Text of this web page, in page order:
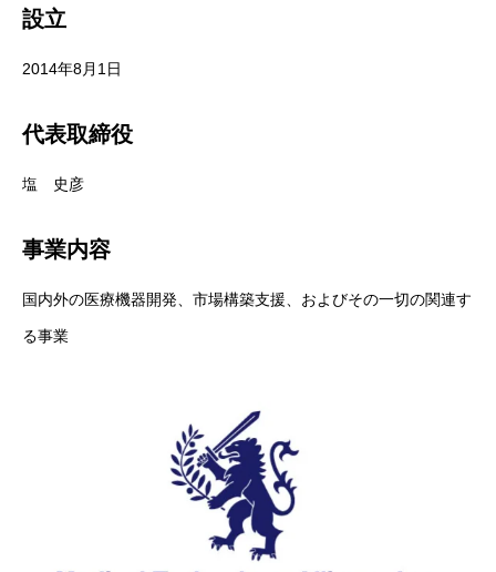
設立
2014年8月1日
代表取締役
塩 史彦
事業内容
国内外の医療機器開発、市場構築支援、およびその一切の関連す
る事業